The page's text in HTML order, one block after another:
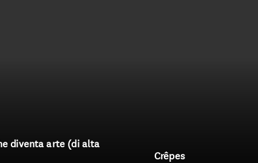
diventa arte (di alta
Crêpes